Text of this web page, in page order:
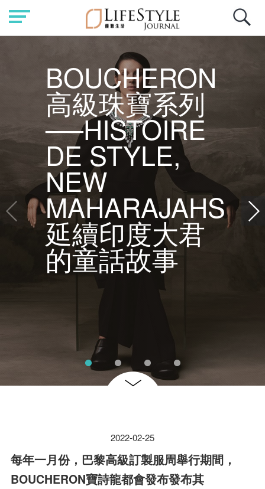
BOUCHERON
高級珠寶系列
──HISTOIRE
DE STYLE,
NEW
MAHARAJAHS
延續印度大君
的童話故事
2022-02-25
每年一月份，巴黎高級訂製服周舉行期間，
BOUCHERON寶詩龍都會發布發布其